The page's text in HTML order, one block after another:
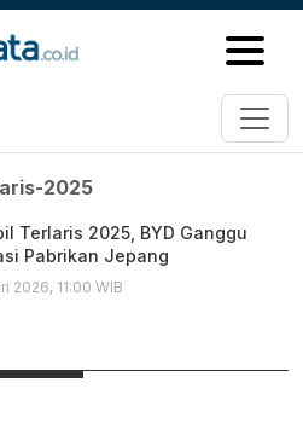
2025
2025
Terlaris 2025, BYD Ganggu
Pabrikan Jepang
2026, 11:00 WIB